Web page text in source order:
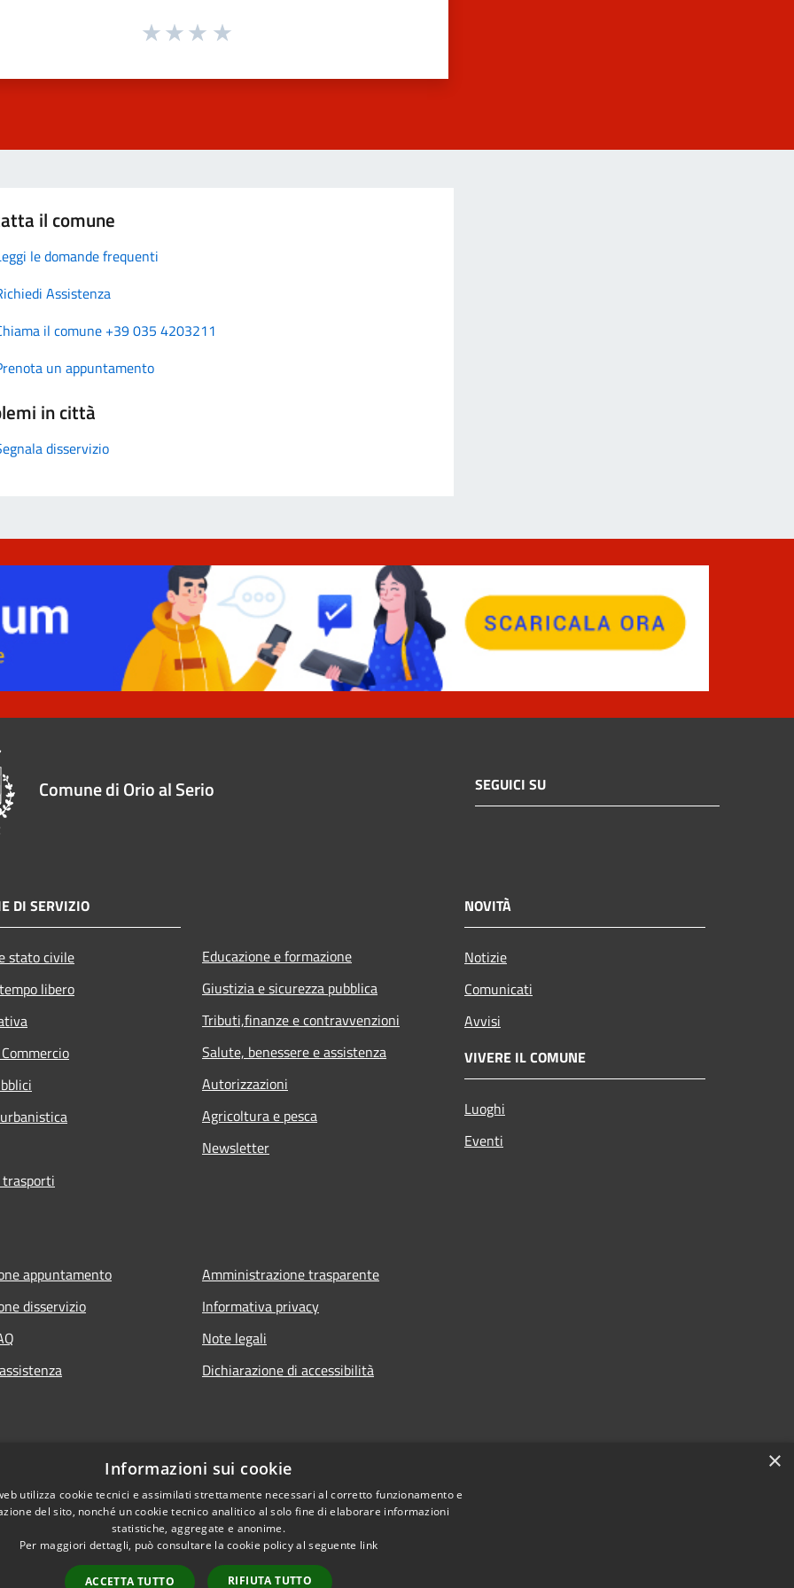
il comune
le domande frequenti
Assistenza
il comune +39 035 4203211
un appuntamento
in città
disservizio
Comune di Orio al Serio SEGUICI SU
DI SERVIZIO
stato civile
libero
Educazione e formazione
Giustizia e sicurezza pubblica
Tributi,finanze e contravvenzioni
Salute, benessere e assistenza
Autorizzazioni
Agricoltura e pesca
Newsletter
NOVITÀ
Notizie
Comunicati
Avvisi
VIVERE IL COMUNE
Luoghi
Eventi
appuntamento
disservizio
Amministrazione trasparente
Informativa privacy
Note legali
Dichiarazione di accessibilità
×
Informazioni sui cookie
utilizza cookie tecnici e assimilati strettamente necessari al corretto funzionamento e
del sito, nonché un cookie tecnico analitico al solo fine di elaborare informazioni
statistiche, aggregate e anonime.
Per maggiori dettagli, può consultare la cookie policy al seguente link
ACCETTA TUTTO RIFIUTA TUTTO